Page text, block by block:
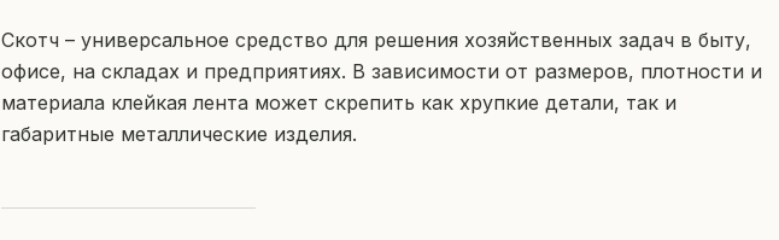
Скотч – универсальное средство для решения хозяйственных задач в быту,
офисе, на складах и предприятиях. В зависимости от размеров, плотности и
материала клейкая лента может скрепить как хрупкие детали, так и
габаритные металлические изделия.